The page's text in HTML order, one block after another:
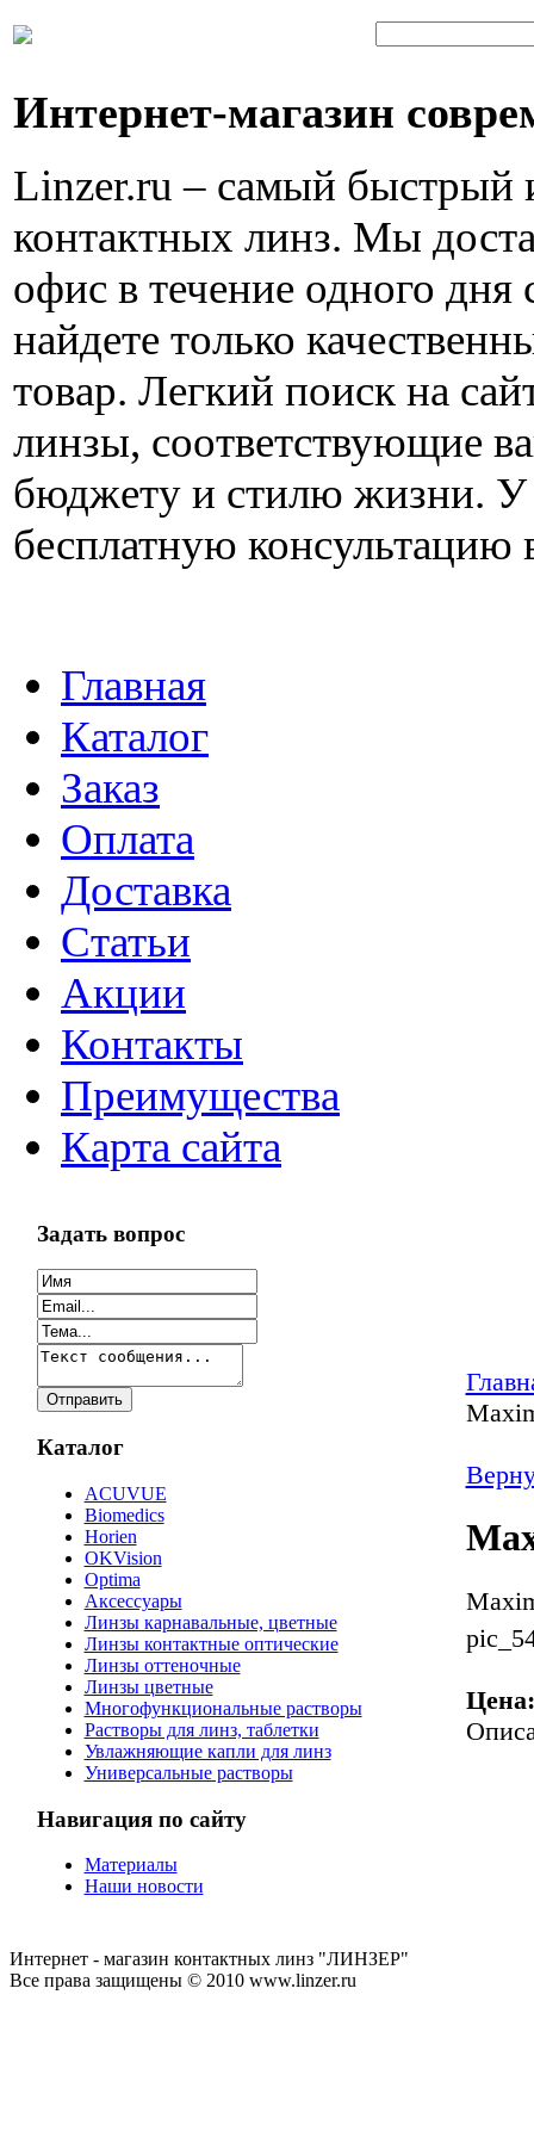
Интернет-магазин
Linzer.ru – самый быстрый
контактных линз. Мы
офис в течение одного дня
найдете только
товар. Легкий поиск на
линзы, соответствующие
бюджету и стилю жизни. У
бесплатную консультацию
Главная
Каталог
Заказ
Оплата
Доставка
Статьи
Акции
Контакты
Преимущества
Карта сайта
Задать вопрос
Каталог
ACUVUE
Biomedics
Horien
OKVision
Optima
Аксессуары
Линзы карнавальные, цветные
Линзы контактные оптические
Линзы оттеночные
Линзы цветные
Многофункциональные растворы
Растворы для линз, таблетки
Увлажняющие капли для линз
Универсальные растворы
Навигация по сайту
Материалы
Наши новости
Цена:
Интернет - магазин контактных линз "ЛИНЗЕР"
Все права защищены © 2010 www.linzer.ru